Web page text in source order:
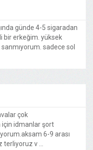
günde 4-5 sigaradan
bir erkeğim. yüksek
sadece sol
çok
idmanlar şort
6-9 arası
v ...